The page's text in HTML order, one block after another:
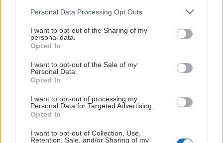
Personal Data Processing Opt Outs
I want to opt-out of the Sharing of my
personal data.
Opted In
I want to opt-out of the Sale of my
Personal Data.
Opted In
I want to opt-out of processing my
Personal Data for Targeted Advertising.
Opted In
I want to opt-out of Collection, Use,
Retention, Sale, and/or Sharing of my
Martin Sekér 21. októbra 2015